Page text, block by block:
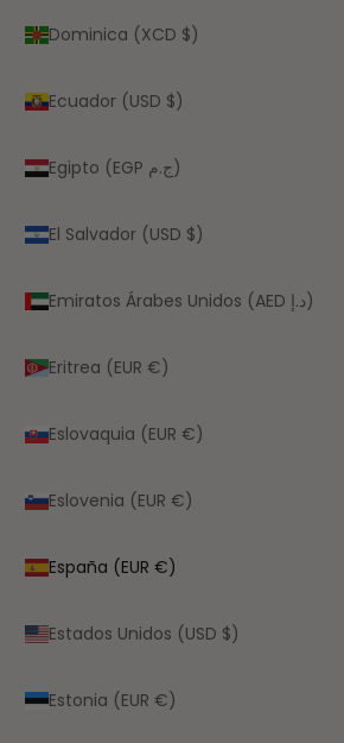
Dominica (XCD $)
Ecuador (USD $)
Egipto (EGP ج.م)
El Salvador (USD $)
Emiratos Árabes Unidos (AED د.إ)
Eritrea (EUR €)
Eslovaquia (EUR €)
Eslovenia (EUR €)
España (EUR €)
Estados Unidos (USD $)
Estonia (EUR €)